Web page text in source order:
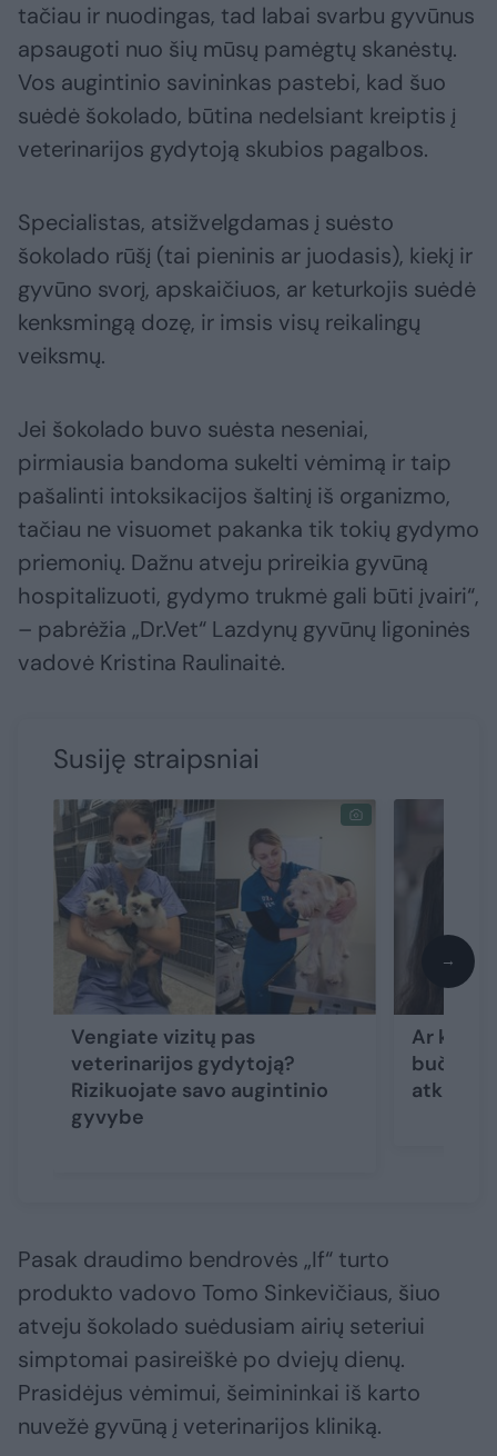
tačiau ir nuodingas, tad labai svarbu gyvūnus
apsaugoti nuo šių mūsų pamėgtų skanėstų.
Vos augintinio savininkas pastebi, kad šuo
suėdė šokolado, būtina nedelsiant kreiptis į
veterinarijos gydytoją skubios pagalbos.
Specialistas, atsižvelgdamas į suėsto
šokolado rūšį (tai pieninis ar juodasis), kiekį ir
gyvūno svorį, apskaičiuos, ar keturkojis suėdė
kenksmingą dozę, ir imsis visų reikalingų
veiksmų.
Jei šokolado buvo suėsta neseniai,
pirmiausia bandoma sukelti vėmimą ir taip
pašalinti intoksikacijos šaltinį iš organizmo,
tačiau ne visuomet pakanka tik tokių gydymo
priemonių. Dažnu atveju prireikia gyvūną
hospitalizuoti, gydymo trukmė gali būti įvairi“,
– pabrėžia „Dr.Vet“ Lazdynų gyvūnų ligoninės
vadovė Kristina Raulinaitė.
Susiję straipsniai
Vengiate vizitų pas
veterinarijos gydytoją?
Rizikuojate savo augintinio
gyvybe
Ar
→
Pasak draudimo bendrovės „If“ turto
produkto vadovo Tomo Sinkevičiaus, šiuo
atveju šokolado suėdusiam airių seteriui
simptomai pasireiškė po dviejų dienų.
Prasidėjus vėmimui, šeimininkai iš karto
nuvežė gyvūną į veterinarijos kliniką.